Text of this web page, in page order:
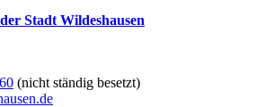
Stadt Wildeshausen
(nicht ständig besetzt)